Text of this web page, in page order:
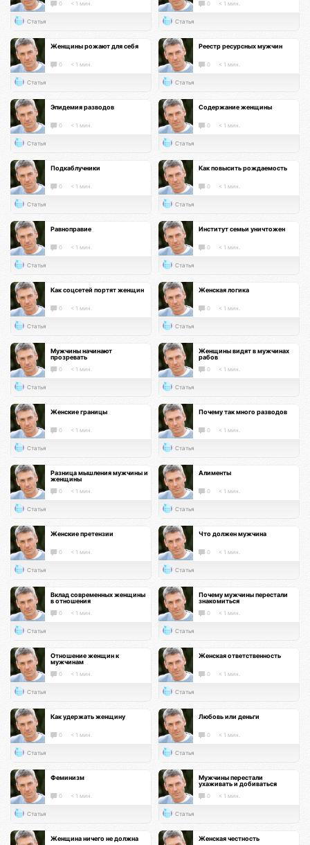
0 < 1 мин.
Статья
0 < 1 мин.
Статья
Женщины рожают для себя
0 < 1 мин.
Статья
Реестр ресурсных мужчин
0 < 1 мин.
Статья
Эпидемия разводов
0 < 1 мин.
Статья
Содержание женщины
0 < 1 мин.
Статья
Подкаблучники
0 < 1 мин.
Статья
Как повысить рождаемость
0 < 1 мин.
Статья
Равноправие
0 < 1 мин.
Статья
Институт семьи уничтожен
0 < 1 мин.
Статья
Как соцсетей портят женщин
0 < 1 мин.
Статья
Женская логика
0 < 1 мин.
Статья
Мужчины начинают
прозревать
0 < 1 мин.
Статья
Женщины видят в мужчинах
рабов
0 < 1 мин.
Статья
Женские границы
0 < 1 мин.
Статья
Почему так много разводов
0 < 1 мин.
Статья
Разница мышления мужчины и
женщины
0 < 1 мин.
Статья
Алименты
0 < 1 мин.
Статья
Женские претензии
0 < 1 мин.
Статья
Что должен мужчина
0 < 1 мин.
Статья
Вклад современных женщины
в отношения
0 < 1 мин.
Статья
Почему мужчины перестали
знакомиться
0 < 1 мин.
Статья
Отношение женщин к
мужчинам
0 < 1 мин.
Статья
Женская ответственность
0 < 1 мин.
Статья
Как удержать женщину
0 < 1 мин.
Статья
Любовь или деньги
0 < 1 мин.
Статья
Феминизм
0 < 1 мин.
Статья
Мужчины перестали
ухаживать и добиваться
0 < 1 мин.
Статья
Женщина ничего не должна Женская честность